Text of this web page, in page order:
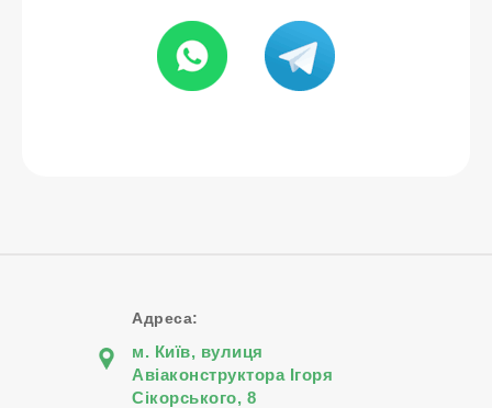
Адреса:
м. Київ, вулиця
Авіаконструктора Iгоря
Сiкорського, 8